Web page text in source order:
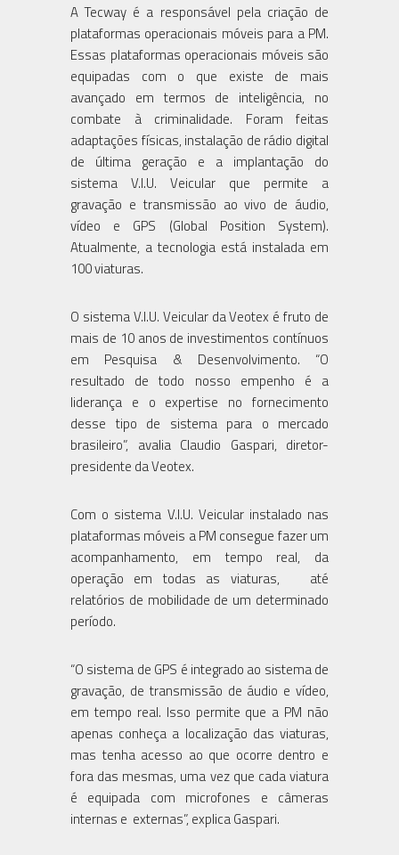
A Tecway é a responsável pela criação de
plataformas operacionais móveis para a PM.
Essas plataformas operacionais móveis são
equipadas com o que existe de mais
avançado em termos de inteligência, no
combate à criminalidade. Foram feitas
adaptações físicas, instalação de rádio digital
de última geração e a implantação do
sistema V.I.U. Veicular que permite a
gravação e transmissão ao vivo de áudio,
vídeo e GPS (Global Position System).
Atualmente, a tecnologia está instalada em
100 viaturas.
O sistema V.I.U. Veicular da Veotex é fruto de
mais de 10 anos de investimentos contínuos
em Pesquisa & Desenvolvimento. “O
resultado de todo nosso empenho é a
liderança e o expertise no fornecimento
desse tipo de sistema para o mercado
brasileiro”, avalia Claudio Gaspari, diretor-
presidente da Veotex.
Com o sistema V.I.U. Veicular instalado nas
plataformas móveis a PM consegue fazer um
acompanhamento, em tempo real, da
operação em todas as viaturas, até
relatórios de mobilidade de um determinado
período.
“O sistema de GPS é integrado ao sistema de
gravação, de transmissão de áudio e vídeo,
em tempo real. Isso permite que a PM não
apenas conheça a localização das viaturas,
mas tenha acesso ao que ocorre dentro e
fora das mesmas, uma vez que cada viatura
é equipada com microfones e câmeras
internas e externas”, explica Gaspari.